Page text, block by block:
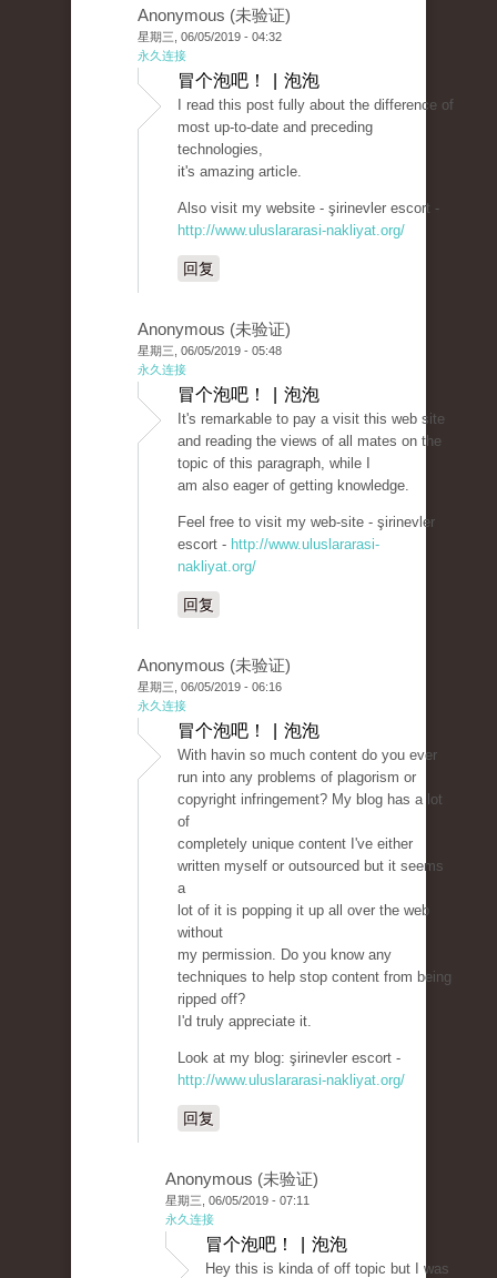
Anonymous (未验证)
星期三, 06/05/2019 - 04:32
永久连接
冒个泡吧！ | 泡泡
I read this post fully about the difference of
most up-to-date and preceding
technologies,
it's amazing article.
Also visit my website - şirinevler escort -
http://www.uluslararasi-nakliyat.org/
回复
Anonymous (未验证)
星期三, 06/05/2019 - 05:48
永久连接
冒个泡吧！ | 泡泡
It's remarkable to pay a visit this web site
and reading the views of all mates on the
topic of this paragraph, while I
am also eager of getting knowledge.
Feel free to visit my web-site - şirinevler
escort - http://www.uluslararasi-
nakliyat.org/
回复
Anonymous (未验证)
星期三, 06/05/2019 - 06:16
永久连接
冒个泡吧！ | 泡泡
With havin so much content do you ever
run into any problems of plagorism or
copyright infringement? My blog has a lot
of
completely unique content I've either
written myself or outsourced but it seems
a
lot of it is popping it up all over the web
without
my permission. Do you know any
techniques to help stop content from being
ripped off?
I'd truly appreciate it.
Look at my blog: şirinevler escort -
http://www.uluslararasi-nakliyat.org/
回复
Anonymous (未验证)
星期三, 06/05/2019 - 07:11
永久连接
冒个泡吧！ | 泡泡
Hey this is kinda of off topic but I was